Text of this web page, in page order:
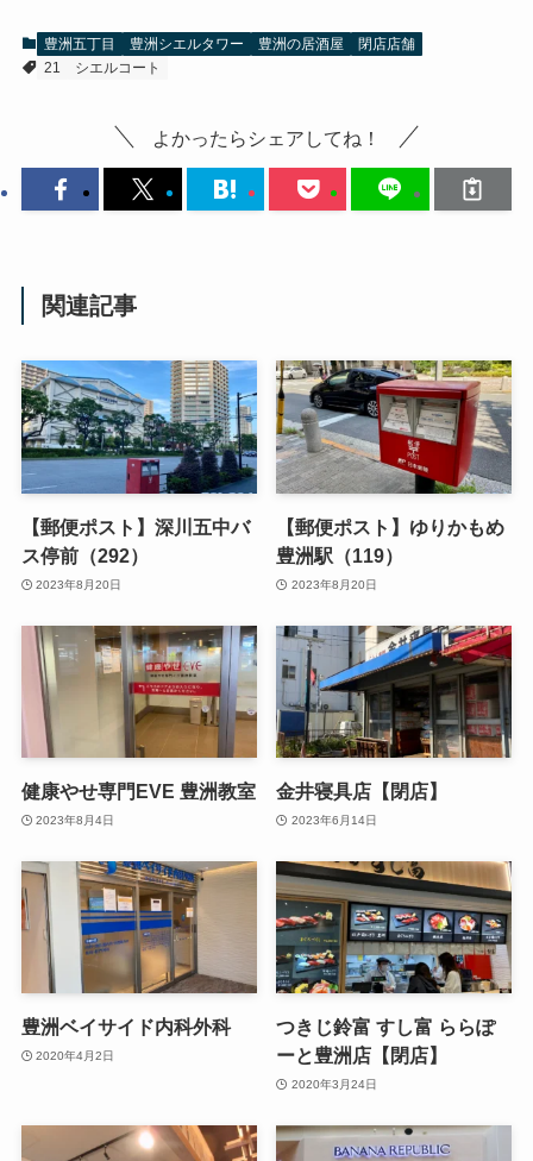
豊洲五丁目 豊洲シエルタワー 豊洲の居酒屋
閉店店舗
21
シエルコート
よかったらシェアしてね！
関連記事
【郵便ポスト】深川五中バ
ス停前（292）
2023年8月20日
【郵便ポスト】ゆりかもめ
豊洲駅（119）
2023年8月20日
健康やせ専門EVE 豊洲教室
2023年8月4日
金井寝具店【閉店】
2023年6月14日
豊洲ベイサイド内科外科
2020年4月2日
つきじ鈴富 すし富 ららぽ
ーと豊洲店【閉店】
2020年3月24日